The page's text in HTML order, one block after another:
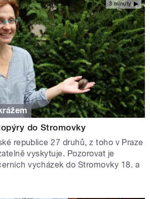
3 minuty
do Stromovky
republice 27 druhů, z toho v Praze
vyskytuje. Pozorovat je
vycházek do Stromovky 18. a